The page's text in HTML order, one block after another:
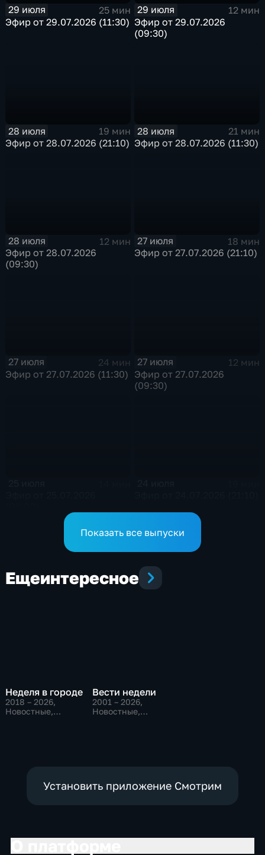
29 июля
25 мин
Эфир от 29.07.2026 (11:30)
29 июля
12 мин
Эфир от 29.07.2026
(09:30)
28 июля
19 мин
Эфир от 28.07.2026 (21:10)
28 июля
21 мин
Эфир от 28.07.2026 (11:30)
28 июля
12 мин
Эфир от 28.07.2026
(09:30)
27 июля
18 мин
Эфир от 27.07.2026 (21:10)
27 июля
24 мин
Эфир от 27.07.2026 (11:30)
27 июля
12 мин
Эфир от 27.07.2026
(09:30)
Показать все выпуски
Ещеинтересное
Неделя в городе
2018 – 2026,
Новостные,
Вести недели
2001 – 2026,
Новостные,
Установить приложение Смотрим